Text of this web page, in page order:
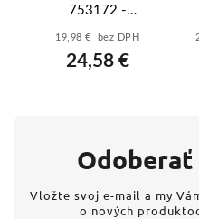
753172 -
Jednoduchá
zásuvka - Biela
19,98 € bez DPH
24,58 €
Vložte svoj e-mail a my
o nových